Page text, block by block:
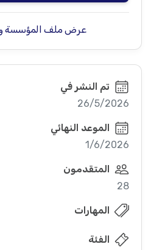
عرض ملف المؤسسة
تم النشر في
26/5/2026
الموعد النهائي
1/6/2026
المتقدمون
28
المهارات
الفئة